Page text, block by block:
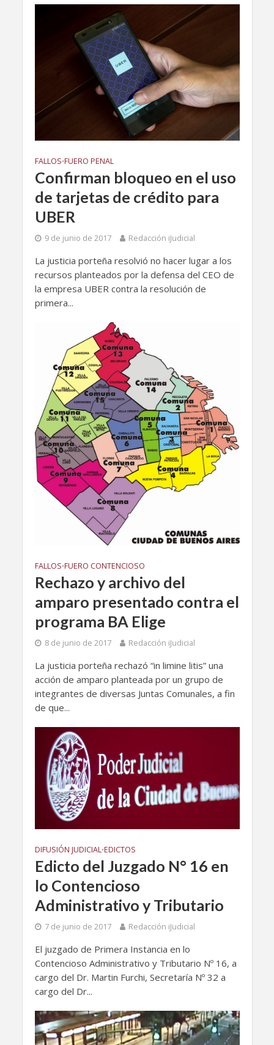
FALLOS•FUERO PENAL
Confirman bloqueo en el uso
de tarjetas de crédito para
UBER
9 de junio de 2017 Redacción iJudicial
La justicia porteña resolvió no hacer lugar a los
recursos planteados por la defensa del CEO de
la empresa UBER contra la resolución de
primera...
FALLOS•FUERO CONTENCIOSO
Rechazo y archivo del
amparo presentado contra el
programa BA Elige
8 de junio de 2017 Redacción iJudicial
La justicia porteña rechazó “in limine litis” una
acción de amparo planteada por un grupo de
integrantes de diversas Juntas Comunales, a fin
de que...
DIFUSIÓN JUDICIAL•EDICTOS
Edicto del Juzgado N° 16 en
lo Contencioso
Administrativo y Tributario
7 de junio de 2017 Redacción iJudicial
El juzgado de Primera Instancia en lo
Contencioso Administrativo y Tributario Nº 16, a
cargo del Dr. Martin Furchi, Secretaría Nº 32 a
cargo del Dr...